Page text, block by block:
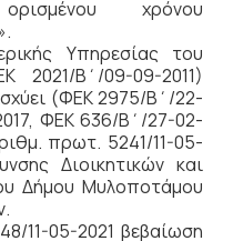
χρόνου
Υπηρεσίας του
Β΄/09-09-2011)
(ΦΕΚ 2975/Β΄/22-
ΦΕΚ 636/Β΄/27-02-
πρωτ. 5241/11-05-
Διοικητικών και
Δήμου Μυλοποτάμου
11-05-2021 βεβαίωση